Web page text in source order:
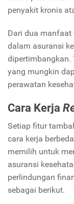
penyakit kronis
Dari dua manfaat
dalam asuransi
dipertimbangkan.
yang mungkin
perawatan
Cara Kerja
Setiap fitur
cara kerja
memilih untuk
asuransi
perlindungan
sebagai berikut.